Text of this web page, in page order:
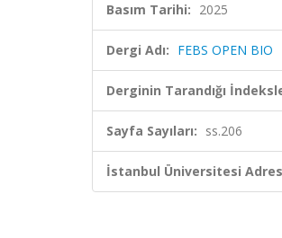
Basım Tarihi: 2025
Dergi Adı: FEBS OPEN BIO
Derginin Tarandığı
Sayfa Sayıları: ss.206
İstanbul Üniversitesi